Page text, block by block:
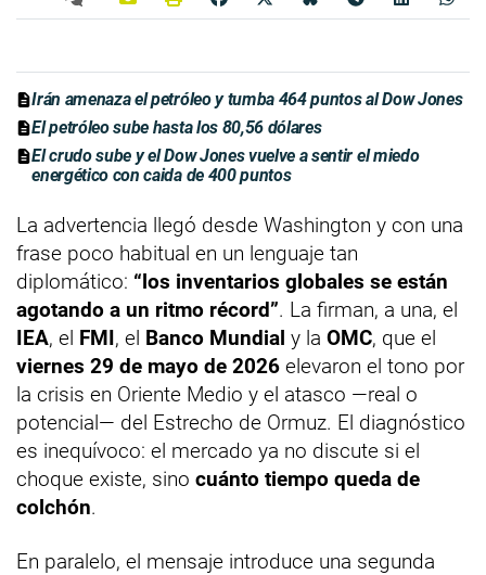
Irán amenaza el petróleo y tumba 464 puntos al Dow Jones
El petróleo sube hasta los 80,56 dólares
El crudo sube y el Dow Jones vuelve a sentir el miedo
energético con caida de 400 puntos
La advertencia llegó desde Washington y con una
frase poco habitual en un lenguaje tan
diplomático: “los inventarios globales se están
agotando a un ritmo récord”. La firman, a una, el
IEA, el FMI, el Banco Mundial y la OMC, que el
viernes 29 de mayo de 2026 elevaron el tono por
la crisis en Oriente Medio y el atasco —real o
potencial— del Estrecho de Ormuz. El diagnóstico
es inequívoco: el mercado ya no discute si el
choque existe, sino cuánto tiempo queda de
colchón.
En paralelo, el mensaje introduce una segunda